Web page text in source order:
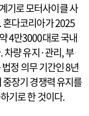
기로 모터사이클 사
혼다코리아가 2025
4만3000대로 국내
차량 유지·관리, 부
정 의무 기간인 8년
장기 경쟁력 유지를
기로 한 것이다.